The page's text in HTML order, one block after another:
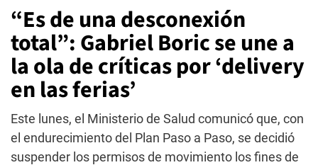
“Es de una desconexión
total”: Gabriel Boric se une a
la ola de críticas por ‘delivery
en las ferias’
Este lunes, el Ministerio de Salud comunicó que, con
el endurecimiento del Plan Paso a Paso, se decidió
suspender los permisos de movimiento los fines de